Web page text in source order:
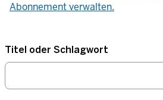
Abonnement verwalten.
Titel oder Schlagwort